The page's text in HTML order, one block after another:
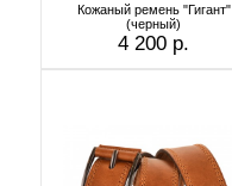
Кожаный ремень "Гигант"
(черный)
4 200 р.